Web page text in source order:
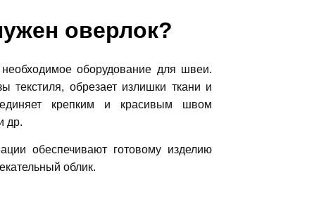
оверлок?
оборудование для швеи.
текстиля, обрезает излишки ткани и
крепким и красивым швом
др.
обеспечивают готовому изделию
облик.